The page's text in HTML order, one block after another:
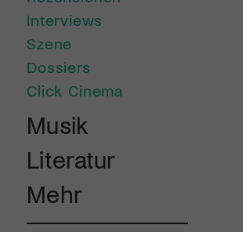
Interviews
Szene
Dossiers
Click Cinema
Musik
Literatur
Mehr